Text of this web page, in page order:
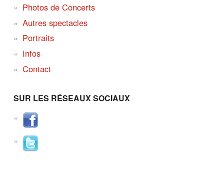
Photos de Concerts
Autres spectacles
Portraits
Infos
Contact
SUR LES RÉSEAUX SOCIAUX